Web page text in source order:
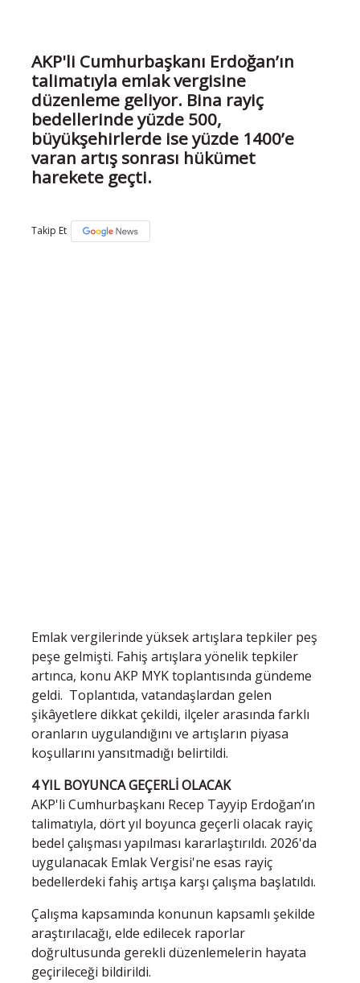
AKP'li Cumhurbaşkanı Erdoğan’ın
talimatıyla emlak vergisine
düzenleme geliyor. Bina rayiç
bedellerinde yüzde 500,
büyükşehirlerde ise yüzde 1400’e
varan artış sonrası hükümet
harekete geçti.
Takip Et
Emlak vergilerinde yüksek artışlara tepkiler peş
peşe gelmişti. Fahiş artışlara yönelik tepkiler
artınca, konu AKP MYK toplantısında gündeme
geldi. Toplantıda, vatandaşlardan gelen
şikâyetlere dikkat çekildi, ilçeler arasında farklı
oranların uygulandığını ve artışların piyasa
koşullarını yansıtmadığı belirtildi.
4 YIL BOYUNCA GEÇERLİ OLACAK
AKP'li Cumhurbaşkanı Recep Tayyip Erdoğan’ın
talimatıyla, dört yıl boyunca geçerli olacak rayiç
bedel çalışması yapılması kararlaştırıldı. 2026'da
uygulanacak Emlak Vergisi'ne esas rayiç
bedellerdeki fahiş artışa karşı çalışma başlatıldı.
Çalışma kapsamında konunun kapsamlı şekilde
araştırılacağı, elde edilecek raporlar
doğrultusunda gerekli düzenlemelerin hayata
geçirileceği bildirildi.